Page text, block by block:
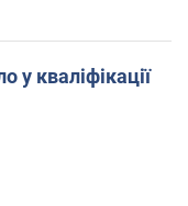
у кваліфікації